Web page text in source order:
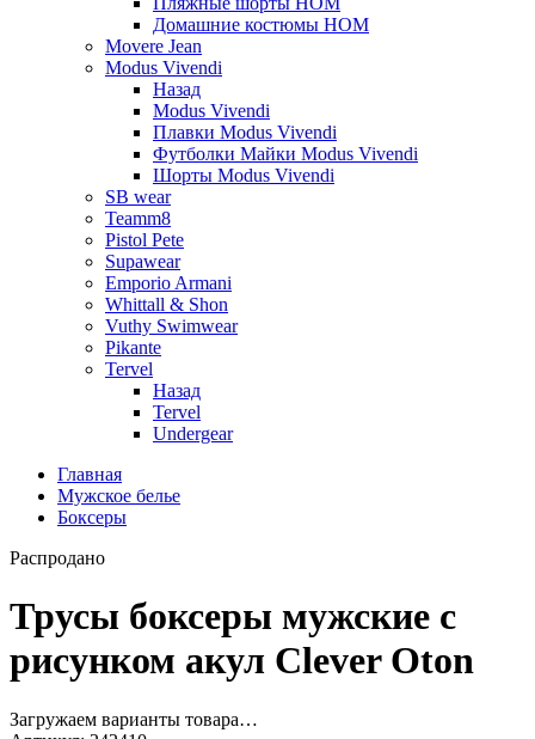
Домашние костюмы HOM
Movere Jean
Modus Vivendi
Назад
Modus Vivendi
Плавки Modus Vivendi
Футболки Майки Modus Vivendi
Шорты Modus Vivendi
SB wear
Teamm8
Pistol Pete
Supawear
Emporio Armani
Whittall & Shon
Vuthy Swimwear
Pikante
Tervel
Назад
Tervel
Undergear
Главная
Мужское белье
Боксеры
Распродано
Трусы боксеры мужские с
рисунком акул Clever Oton
Загружаем варианты товара…